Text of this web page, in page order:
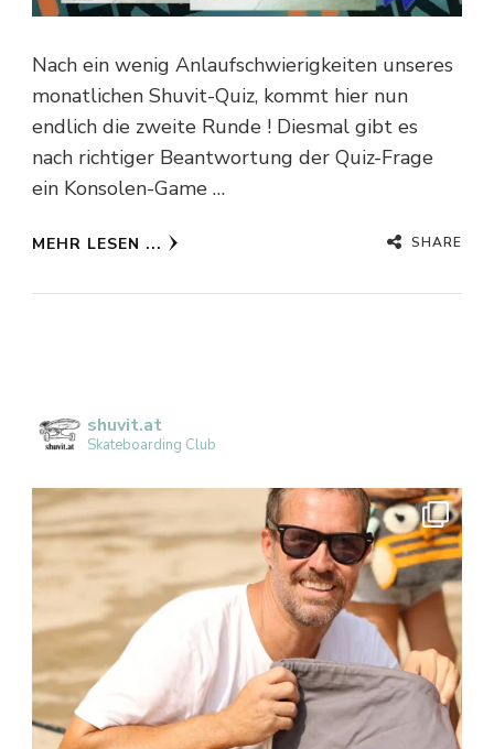
Nach ein wenig Anlaufschwierigkeiten unseres
monatlichen Shuvit-Quiz, kommt hier nun
endlich die zweite Runde ! Diesmal gibt es
nach richtiger Beantwortung der Quiz-Frage
ein Konsolen-Game …
MEHR LESEN ... SHARE
shuvit.at
Skateboarding Club